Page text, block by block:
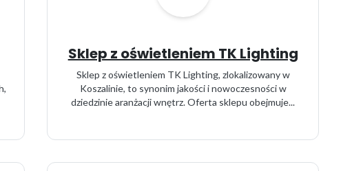
Sklep z oświetleniem TK Lighting
Sklep z oświetleniem TK Lighting, zlokalizowany w
Koszalinie, to synonim jakości i nowoczesności w
dziedzinie aranżacji wnętrz. Oferta sklepu obejmuje...